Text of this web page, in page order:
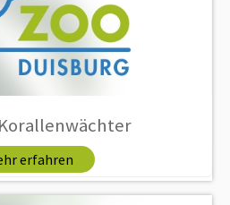
erfahren